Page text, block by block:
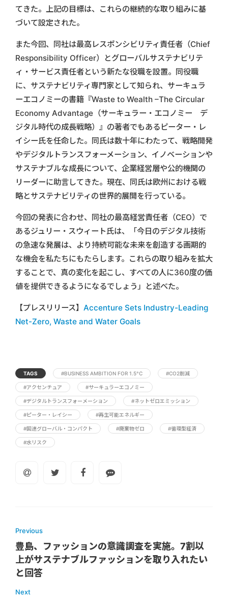
てきた。上記の目標は、これらの継続的な取り組みに基
づいて設定された。
また今回、同社は最高レスポンシビリティ責任者（Chief
Responsibility Officer）とグローバルサステナビリテ
ィ・サービス責任者という新たな役職を設置。同役職
に、サステナビリティ専門家として知られ、サーキュラ
ーエコノミーの書籍『Waste to Wealth –The Circular
Economy Advantage（サーキュラー・エコノミー デ
ジタル時代の成長戦略）
』の著者でもあるピーター・レ
イシー氏を任命した。同氏は数十年にわたって、戦略開発
やデジタルトランスフォーメーション、イノベーションや
サステナブルな成長について、企業経営層や公的機関の
リーダーに助言してきた。現在、同氏は欧州における戦
略とサステナビリティの世界的展開を行っている。
今回の発表に合わせ、同社の最高経営責任者（CEO）で
あるジュリー・スウィート氏は、「今日のデジタル技術
の急速な発展は、より持続可能な未来を創造する画期的
な機会を私たちにもたらします。これらの取り組みを拡大
することで、真の変化を起こし、すべての人に360度の価
値を提供できるようになるでしょう」と述べた。
【プレスリリース】 Accenture Sets Industry-Leading
Net-Zero, Waste and Water Goals
TAGS #BUSINESS AMBITION FOR 1.5°C #CO2削減
#アクセンチュア #サーキュラーエコノミー
#デジタルトランスフォーメーション #ネットゼロエミッション
#ピーター・レイシー #再生可能エネルギー
#国連グローバル・コンパクト #廃棄物ゼロ #循環型経済
#水リスク
Previous
豊島、ファッションの意識調査を実施。7割以
上がサステナブルファッションを取り入れたい
と回答
Next